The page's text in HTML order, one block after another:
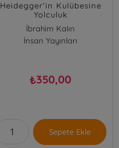
Heidegger’in Kulübesine
Yolculuk
İbrahim Kalın
İnsan Yayınları
₺350,00
Sepete Ekle